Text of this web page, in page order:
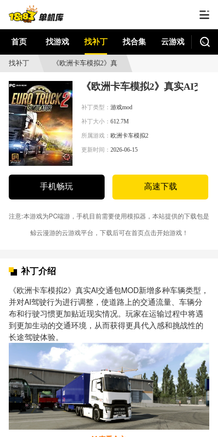
首页 找游戏 找补丁 找合集 云游戏
找补丁 《欧洲卡车模拟2》真
实AI交通包MOD
《欧洲卡车模拟2》真实AI交通
补丁类型：游戏mod
补丁大小：612.7M
所属游戏：欧洲卡车模拟2
更新时间：2026-06-15
手机畅玩 高速下载
注意:本游戏为PC端游，手机目前需要使用模拟器，本站提供的下载包是
鲸云漫游的云游戏平台，下载后可在首页点击开始游戏！
补丁介绍
《欧洲卡车模拟2》真实AI交通包MOD新增多种车辆类型，
并对AI驾驶行为进行调整，使道路上的交通流量、车辆分
布和行驶习惯更加贴近现实情况。玩家在运输过程中将遇
到更加生动的交通环境，从而获得更具代入感和挑战性的
长途驾驶体验。